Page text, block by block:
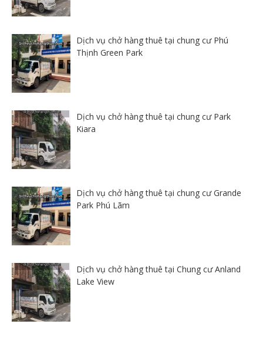
Dịch vụ chở hàng thuê tại chung cư Phú
Thịnh Green Park
Dịch vụ chở hàng thuê tại chung cư Park
Kiara
Dịch vụ chở hàng thuê tại chung cư Grande
Park Phú Lãm
Dịch vụ chở hàng thuê tại Chung cư Anland
Lake View